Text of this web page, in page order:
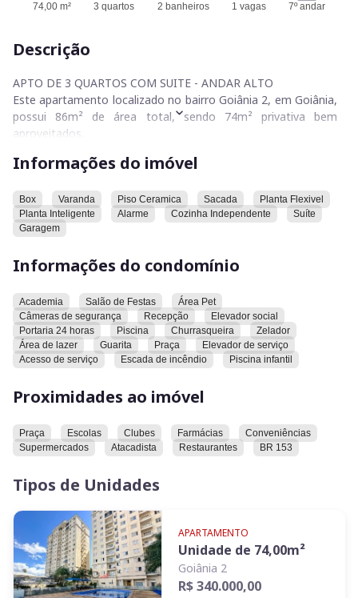
74,00 m² 3 quartos 2 banheiros 1 vagas 7º andar
Descrição
APTO DE 3 QUARTOS COM SUITE - ANDAR ALTO
Este apartamento localizado no bairro Goiânia 2, em Goiânia,
possui 86m² de área total, sendo 74m² privativa bem
aproveitados.
O imóvel conta com 1 suíte, 3 quartos e 2 banheiros com box
comodidades do apartamento com suíte, estão inclusas
sacada com vista privilegiadas, piso de cerâmica, planta
flexível e inteligente, cozinha independente.
O condomínio oferece uma série de características, incluindo
recepção, elevador social, portaria 24 horas, piscina,
churrasqueira, zelador, área de lazer, guarita, praça, elevador
de serviço, acesso de serviço, escada de incêndio e piscina
infantil.
escolas, clubes, farmácias, conveniências, supermercados,
Convidamos você a conhecer este imóvel e verificar
Informações do imóvel
Box Varanda Piso Ceramica Sacada
Planta Flexivel
Planta Inteligente
Alarme Cozinha Independente
Suíte
Garagem
Informações do condomínio
Academia Salão de Festas
Área Pet
Câmeras de segurança
Recepção
Elevador social
Portaria 24 horas
Piscina Churrasqueira
Zelador
Área de lazer
Guarita Praça
Elevador de serviço
Acesso de serviço
Escada de incêndio Piscina infantil
Proximidades ao imóvel
Praça Escolas Clubes Farmácias
Conveniências
Supermercados
Atacadista Restaurantes BR 153
Tipos de Unidades
APARTAMENTO
Unidade de 74,00m²
Goiânia 2
R$ 340.000,00